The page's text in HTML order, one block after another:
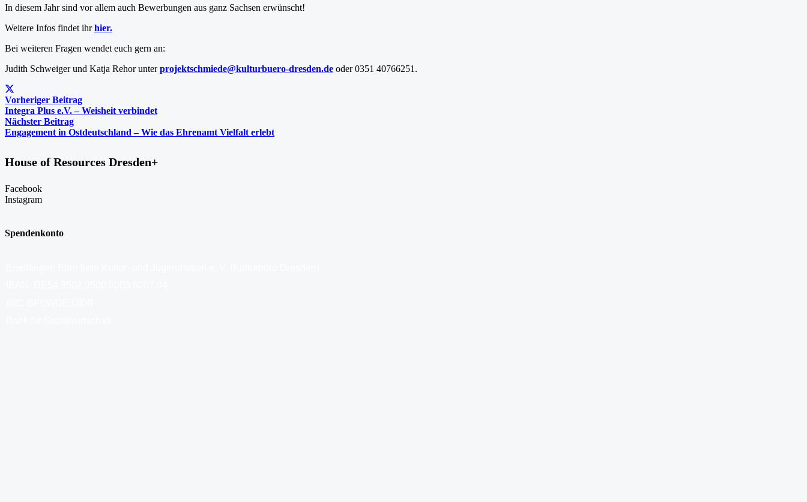
In diesem Jahr sind vor allem auch Bewerbungen aus ganz Sachsen erwünscht!
Weitere Infos findet ihrhier.
Bei weiteren Fragen wendet euch gern an:
Judith Schweiger und Katja Rehor unterprojektschmiede@kulturbuero-dresden.de oder0351 40766251 .
Vorheriger Beitrag
Integra Plus e.V. – Weisheit verbindet
Nächster Beitrag
Engagement in Ostdeutschland – Wie das Ehrenamt Vielfalt erlebt
House of Resources Dresden+
Facebook
Instagram
Spendenkonto